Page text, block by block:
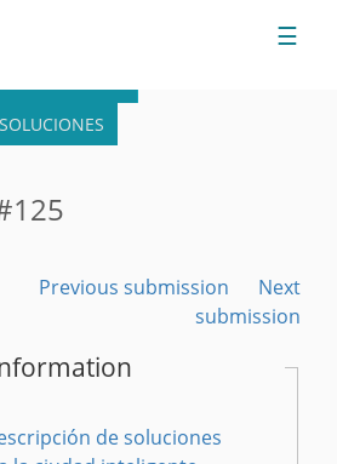
Previous submission
Next
submission
de soluciones
☰